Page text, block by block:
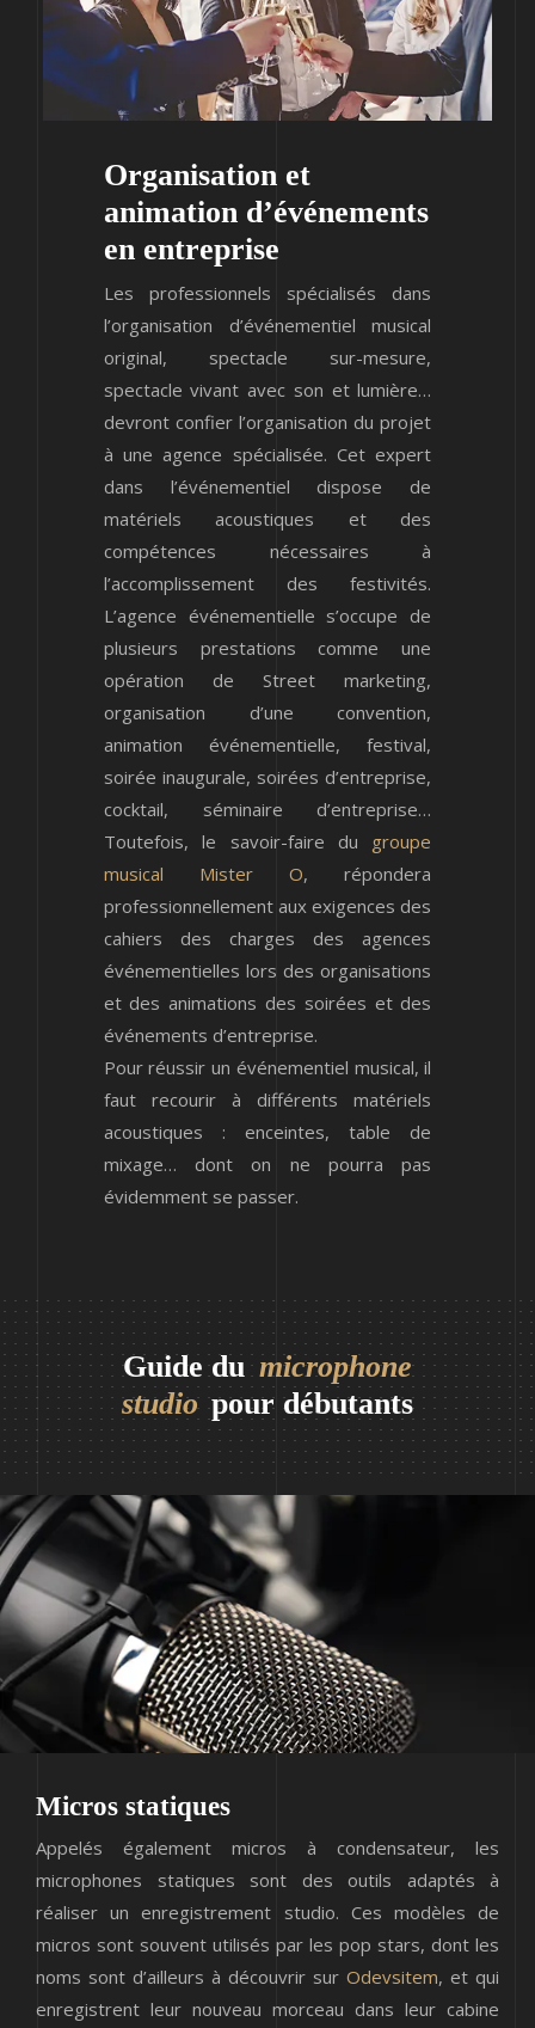
Organisation et
animation d’événements
en entreprise
Les professionnels spécialisés dans
l’organisation d’événementiel musical
original, spectacle sur-mesure,
spectacle vivant avec son et lumière…
devront confier l’organisation du projet
à une agence spécialisée. Cet expert
dans l’événementiel dispose de
matériels acoustiques et des
compétences nécessaires à
l’accomplissement des festivités.
L’agence événementielle s’occupe de
plusieurs prestations comme une
opération de Street marketing,
organisation d’une convention,
animation événementielle, festival,
soirée inaugurale, soirées d’entreprise,
cocktail, séminaire d’entreprise…
Toutefois, le savoir-faire du groupe
musical Mister O, répondera
professionnellement aux exigences des
cahiers des charges des agences
événementielles lors des organisations
et des animations des soirées et des
événements d’entreprise.
Pour réussir un événementiel musical, il
faut recourir à différents matériels
acoustiques : enceintes, table de
mixage… dont on ne pourra pas
évidemment se passer.
Guide dumicrophone
studio pour débutants
Micros statiques
Appelés également micros à condensateur, les
microphones statiques sont des outils adaptés à
réaliser un enregistrement studio. Ces modèles de
micros sont souvent utilisés par les pop stars, dont les
noms sont d’ailleurs à découvrir sur Odevsitem, et qui
enregistrent leur nouveau morceau dans leur cabine